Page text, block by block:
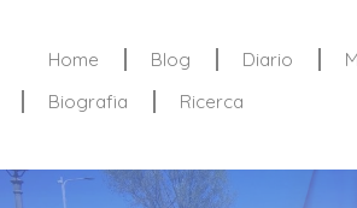
Home Blog Diario
Biografia
Ricerca